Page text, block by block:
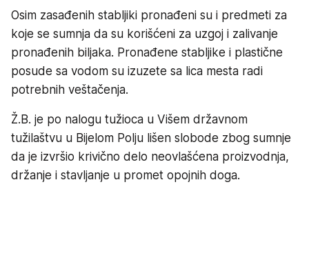
Osim zasađenih stabljiki pronađeni su i predmeti za
koje se sumnja da su korišćeni za uzgoj i zalivanje
pronađenih biljaka. Pronađene stabljike i plastične
posude sa vodom su izuzete sa lica mesta radi
potrebnih veštačenja.
Ž.B. je po nalogu tužioca u Višem državnom
tužilaštvu u Bijelom Polju lišen slobode zbog sumnje
da je izvršio krivično delo neovlašćena proizvodnja,
držanje i stavljanje u promet opojnih doga.